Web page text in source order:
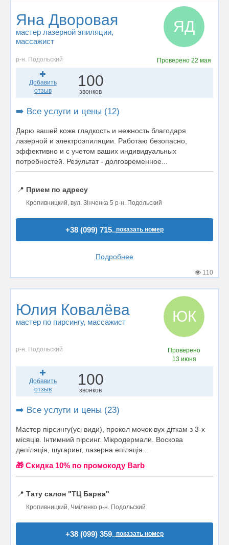
Яна Дворовая
мастер лазерной эпиляции,
массажист
ЯД
р-н. Подольский Проверено22 мая
Добавить
отзыв
100
звонков
➡️ Все услуги и цены (12)
Дарю вашей коже гладкость и нежность благодаря
лазерной и электроэпиляции. Работаю безопасно,
эффективно и с учетом ваших индивидуальных
потребностей. Результат - долговременное...
📍 Прием по адресу
Кропивницкий, вул. Зінченка 5 р-н. Подольский
+38 (099) 715..показать номер
Подробнее
110
Юлия Ковалёва
мастер по пирсингу, массажист ЮК
р-н. Подольский
Проверено
13 июня
Добавить
отзыв
100
звонков
➡️ Все услуги и цены (23)
Мастер пірсингу(усі види), прокол мочок вух діткам з 3-х
місяців. Інтимний пірсинг. Мікродермали. Воскова
депіляція, шугаринг, лазерна епіляція...
🎁 Cкидка 10% по промокоду Barb
📍 Тату салон "ТЦ Барва"
Кропивницкий, Чміленко р-н. Подольский
+38 (099) 359..показать номер